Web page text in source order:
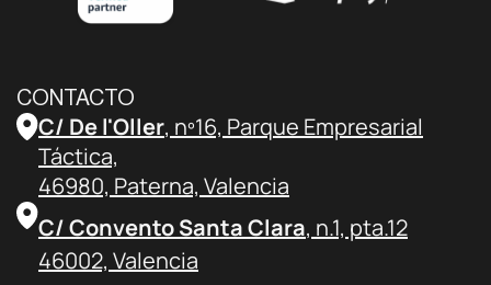
CONTACTO
C/ De l'Oller, nº16, Parque Empresarial
Táctica,
46980, Paterna, Valencia
C/ Convento Santa Clara, n.1, pta.12
46002, Valencia